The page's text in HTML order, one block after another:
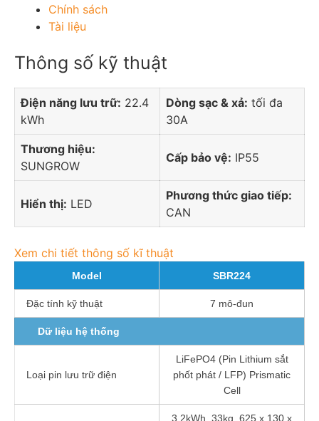
Chính sách
Tài liệu
Thông số kỹ thuật
Điện năng lưu trữ: 22.4
kWh
Dòng sạc & xả: tối đa
30A
Thương hiệu:
SUNGROW
Cấp bảo vệ: IP55
Hiển thị: LED
Phương thức giao tiếp:
CAN
Xem chi tiết thông số kĩ thuật
Model SBR224
Đặc tính kỹ thuật 7 mô-đun
Dữ liệu hệ thống
Loại pin lưu trữ điện
LiFePO4 (Pin Lithium sắt
phốt phát / LFP) Prismatic
Cell
3.2kWh, 33kg, 625 x 130 x